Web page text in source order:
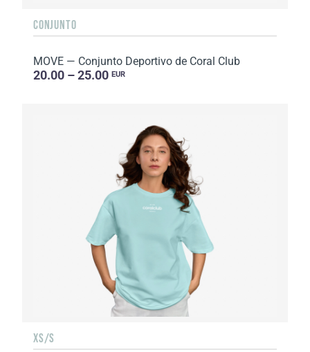
CONJUNTO
MOVE — Conjunto Deportivo de Coral Club
20.00 – 25.00 EUR
XS/S